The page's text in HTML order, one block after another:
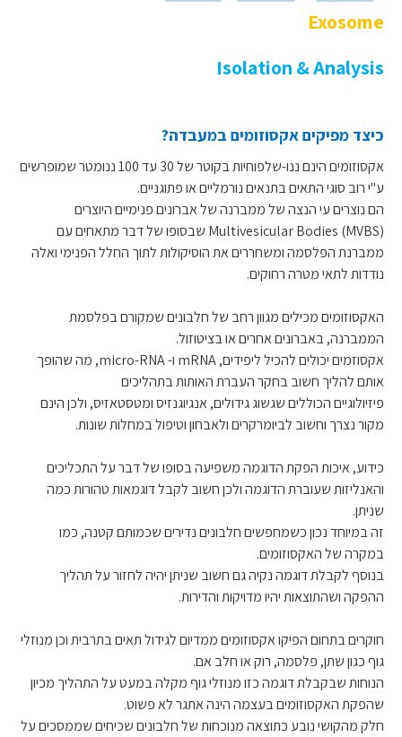
Exosome
Isolation & Analysis
כיצד מפיקים אקסוזומים במעבדה?
אקסוזומים הינם ננו-שלפוחיות בקוטר של 30 עד 100 ננומטר שמופרשים
ע"י רוב סוגי התאים בתנאים נורמליים או פתוגניים.
הם נוצרים עי הנצה של ממברנה של אברונים פנימיים היוצרים
Multivesicular Bodies (MVBS) שבסופו של דבר מתאחים עם
ממברנת הפלסמה ומשחררים את הוסיקולות לתוך החלל הפנימי ואלה
נודדות לתאי מטרה רחוקים.
האקסוזומים מכילים מגוון רחב של חלבונים שמקורם בפלסמת
הממברנה, באברונים אחרים או בציטוזול.
אקסוזמים יכולים להכיל ליפידים, mRNA ו- micro-RNA, מה שהופך
אותם להליך חשוב בחקר העברת האותות בתהליכים
פיזיולוגיים הכוללים שגשוג גידולים, אנגיוגנזיס ומטסטאזיס, ולכן הינם
מקור נצרך וחשוב לביומרקרים ולאבחון וטיפול במחלות שונות.
כידוע, איכות הפקת הדוגמה משפיעה בסופו של דבר על התכליכים
והאנליזות שעוברת הדוגמה ולכן חשוב לקבל דוגמאות טהורות כמה
שניתן.
זה במיוחד נכון כשמחפשים חלבונים נדירים שכמותם קטנה, כמו
במקרה של האקסוזומים.
בנוסף לקבלת דוגמה נקיה גם חשוב שניתן יהיה לחזור על תהליך
ההפקה ושהתוצאות יהיו מדויקות והדירות.
חוקרים בתחום הפיקו אקסוזומים ממדיום לגידול תאים בתרבית וכן מנוזלי
גוף כגון שתן, פלסמה, רוק או חלב אם.
הנוחות שבקבלת דוגמה כזו מנוזלי גוף מקלה במעט על התהליך מכיון
שהפקת האקסוזומים בעצמה הינה אתגר לא פשוט.
חלק מהקושי נובע כתוצאה מנוכחות של חלבונים שכיחים שממסכים על